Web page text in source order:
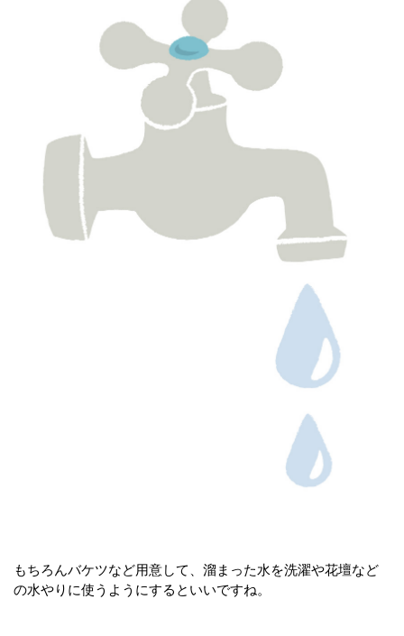
もちろんバケツなど用意して、溜まった水を洗濯や花壇など
の水やりに使うようにするといいですね。